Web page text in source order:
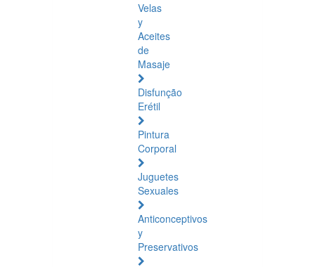
Velas
y
Aceites
de
Masaje
Disfunção
Erétil
Pintura
Corporal
Juguetes
Sexuales
Anticonceptivos
y
Preservativos